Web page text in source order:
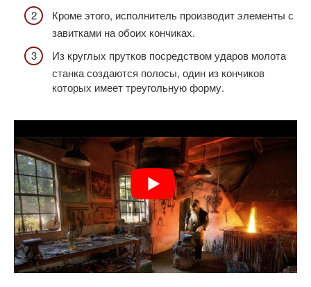
Кроме этого, исполнитель производит элементы с
завитками на обоих кончиках.
Из круглых прутков посредством ударов молота
станка создаются полосы, один из кончиков
которых имеет треугольную форму.